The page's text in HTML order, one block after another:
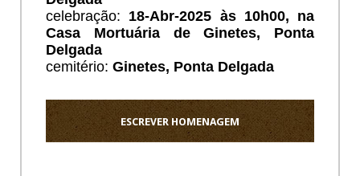
celebração: 18-Abr-2025 às 10h00, na
Casa Mortuária de Ginetes, Ponta
Delgada
cemitério: Ginetes, Ponta Delgada
ESCREVER HOMENAGEM